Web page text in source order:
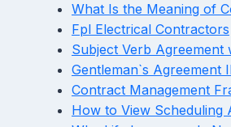
What Is the Meaning of
Fpl Electrical Contractors
Subject Verb Agreement
Gentleman`s Agreement
Contract Management
How to View Scheduling